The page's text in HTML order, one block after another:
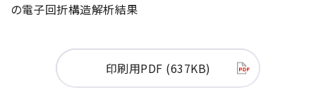
の電子回折構造解析結果
印刷用PDF (637KB)